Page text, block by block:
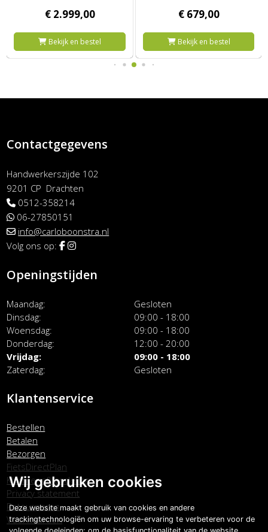
€ 2.999,00
Bekijk en bestel
€ 679,00
Bekijk en bestel
Contactgegevens
Handwerkerszijde 102
9201 CP Drachten
0512-358214
06-27850151
info@carloboonstra.nl
Volg ons op:
Openingstijden
Maandag
Gesloten
Dinsdag
09:00 - 18:00
Woensdag
09:00 - 18:00
Donderdag
12:00 - 20:00
Vrijdag
09:00 - 18:00
Zaterdag
Gesloten
Klantenservice
Bestellen
Betalen
Bezorgen
FietsDirectPlan
Klachtenafhandeling
Privacy statement
Retourneren
Voorwaarden
Wij gebruiken cookies
Deze website maakt gebruik van cookies en andere
trackingtechnologiën om uw browse-ervaring te verbeteren voor de